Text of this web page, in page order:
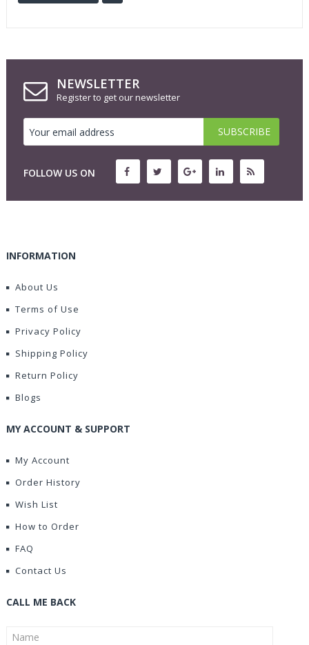
NEWSLETTER
Register to get our newsletter
FOLLOW US ON
INFORMATION
About Us
Terms of Use
Privacy Policy
Shipping Policy
Return Policy
Blogs
MY ACCOUNT & SUPPORT
My Account
Order History
Wish List
How to Order
FAQ
Contact Us
CALL ME BACK